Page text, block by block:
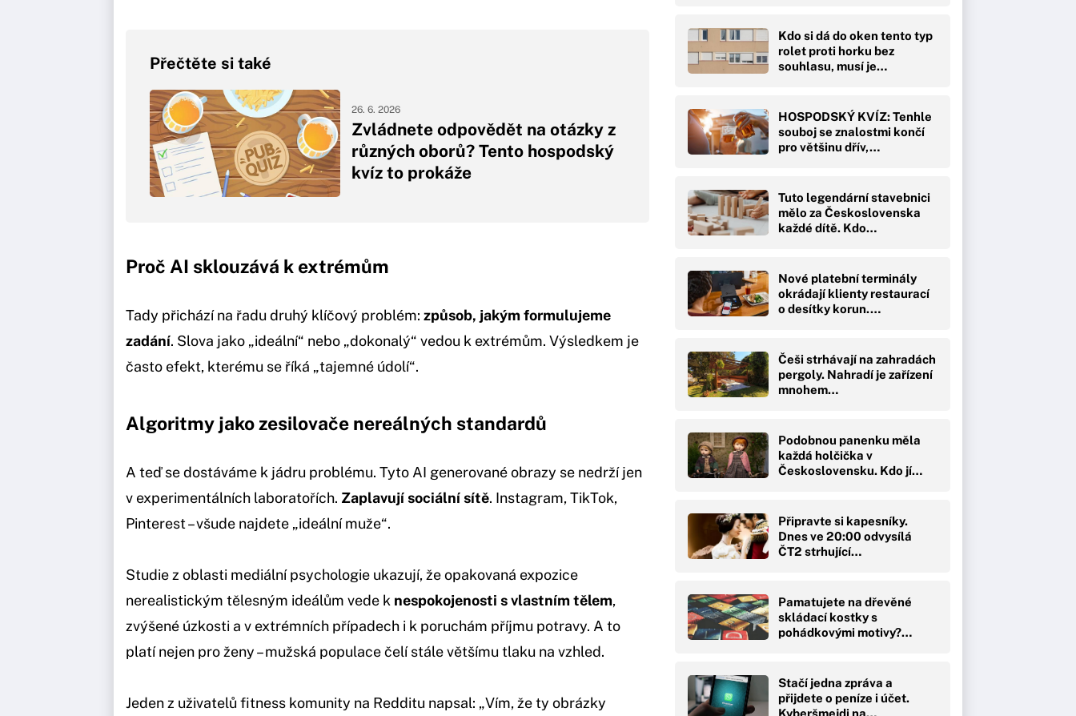
Přečtěte si také
Zvládnete odpovědět na otázky z
různých oborů? Tento hospodský
kvíz to prokáže
26. 6. 2026
Proč AI sklouzává k extrémům
Tady přichází na řadu druhý klíčový problém: způsob, jakým formulujeme
zadání. Slova jako „ideální“ nebo „dokonalý“ vedou k extrémům. Výsledkem je
často efekt, kterému se říká „tajemné údolí“.
Algoritmy jako zesilovače nereálných standardů
A teď se dostáváme k jádru problému. Tyto AI generované obrazy se nedrží jen
v experimentálních laboratořích. Zaplavují sociální sítě. Instagram, TikTok,
Pinterest – všude najdete „ideální muže“.
Studie z oblasti mediální psychologie ukazují, že opakovaná expozice
nerealistickým tělesným ideálům vede k nespokojenosti s vlastním tělem,
zvýšené úzkosti a v extrémních případech i k poruchám příjmu potravy. A to
platí nejen pro ženy – mužská populace čelí stále většímu tlaku na vzhled.
Jeden z uživatelů fitness komunity na Redditu napsal: „Vím, že ty obrázky
Kdo si dá do oken tento typ
rolet proti horku bez
souhlasu, musí je…
HOSPODSKÝ KVÍZ: Tenhle
souboj se znalostmi končí
pro většinu dřív,…
Tuto legendární stavebnici
mělo za Československa
každé dítě. Kdo…
Nové platební terminály
okrádají klienty restaurací
o desítky korun.…
Češi strhávají na zahradách
pergoly. Nahradí je zařízení
mnohem…
Podobnou panenku měla
každá holčička v
Československu. Kdo jí…
Připravte si kapesníky.
Dnes ve 20:00 odvysílá
ČT2 strhující…
Pamatujete na dřevěné
skládací kostky s
pohádkovými motivy?…
Stačí jedna zpráva a
přijdete o peníze i účet.
Kyberšmejdi na…